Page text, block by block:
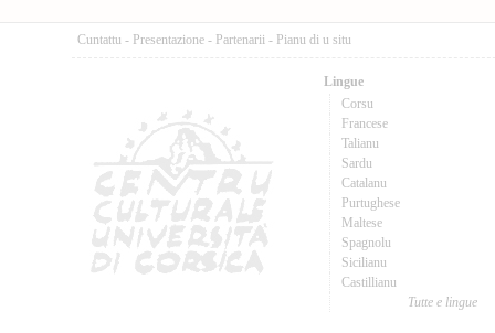
Cuntattu - Presentazione - Partenarii - Pianu di u situ
Lingue
Corsu
Francese
Talianu
Sardu
Catalanu
Purtughese
Maltese
Spagnolu
Sicilianu
Castillianu
Tutte e lingue